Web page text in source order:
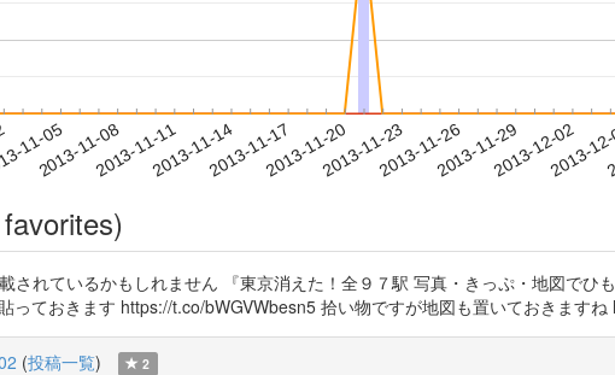
11-05
2013-11-082013-11-112013-11-142013-11-172013-11-202013-11-232013-11-262013-11-292013-12-02
2013-
されているかもしれません 『東京消えた！全９７駅 写真・きっぷ・地図でひ
っておきます https://t.co/bWGVWbesn5 拾い物ですが地図も置いておきます
(投稿一覧) 2